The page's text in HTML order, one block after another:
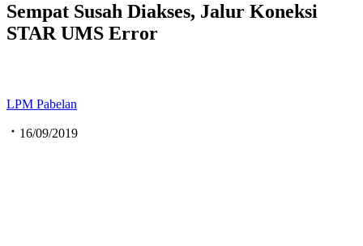
Sempat Susah Diakses, Jalur Koneksi
STAR UMS Error
LPM Pabelan
16/09/2019